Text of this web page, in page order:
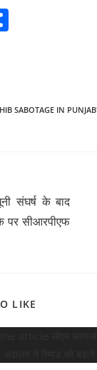
SABOTAGE IN
संघर्ष के बाद
पर सीआरपीएफ
LIKE